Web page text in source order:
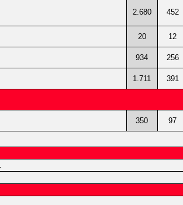
2.680 452
20 12
934 256
1.711 391
350 97